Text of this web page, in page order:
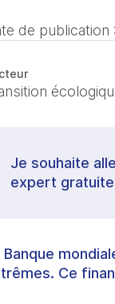
de publication :
Je souhaite
expert
Banque
Ce